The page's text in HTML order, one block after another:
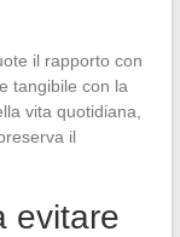
il rapporto con
tangibile con la
vita quotidiana,
il
evitare